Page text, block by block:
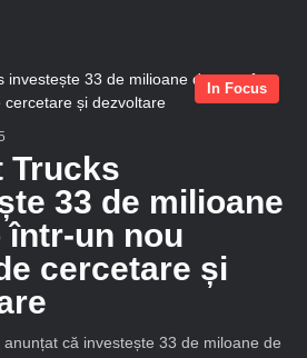
In Focus
Trucks
33 de milioane
într-un nou
cercetare și
anunțat că investește 33 de miloane de